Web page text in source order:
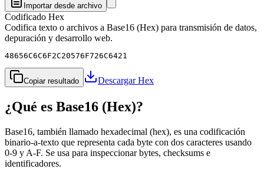
Importar desde archivo
Codificado Hex
Codifica texto o archivos a Base16 (Hex) para transmisión de datos,
depuración y desarrollo web.
48656C6C6F2C20576F726C6421
Copiar resultado Descargar Hex
¿Qué es Base16 (Hex)?
Base16, también llamado hexadecimal (hex), es una codificación
binario-a-texto que representa cada byte con dos caracteres usando
0-9 y A-F. Se usa para inspeccionar bytes, checksums e
identificadores.